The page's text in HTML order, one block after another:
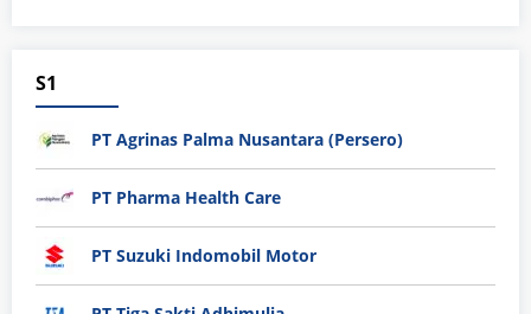
S1
PT Agrinas Palma Nusantara (Persero)
PT Pharma Health Care
PT Suzuki Indomobil Motor